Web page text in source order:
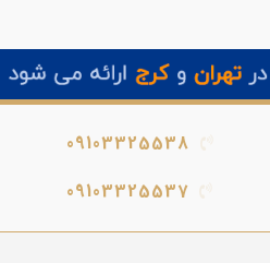
09103325538
09103325537